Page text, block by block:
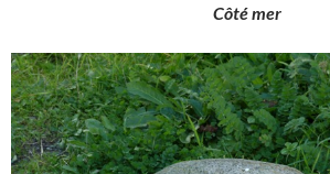
Côté mer